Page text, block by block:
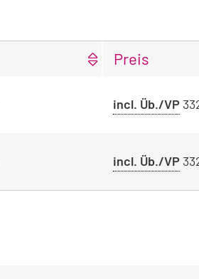
Preis
incl. Üb./VP
incl. Üb./VP